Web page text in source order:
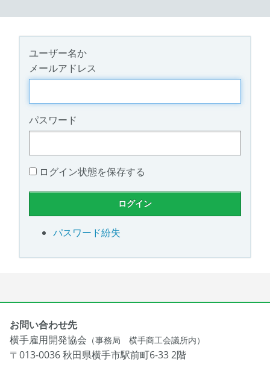
ユーザー名か
メールアドレス
パスワード
ログイン状態を保存する
パスワード紛失
お問い合わせ先
横手雇用開発協会 （事務局 横手商工会議所内）
〒013-0036 秋田県横手市駅前町6-33 2階